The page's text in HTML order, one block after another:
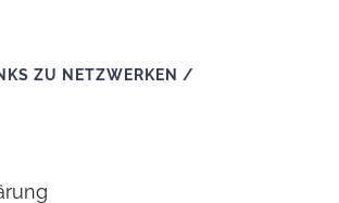
ZU NETZWERKEN /